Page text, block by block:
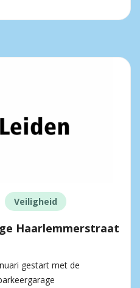
Veiligheid
Haarlemmerstraat
gestart met de